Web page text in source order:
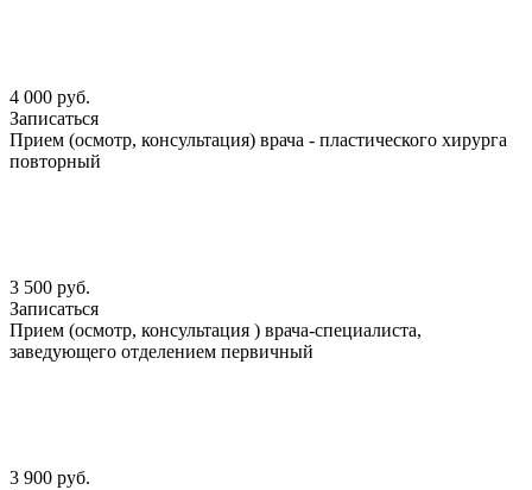
4 000 руб.
Записаться
Прием (осмотр, консультация) врача - пластического хирурга
повторный
3 500 руб.
Записаться
Прием (осмотр, консультация ) врача-специалиста,
заведующего отделением первичный
3 900 руб.